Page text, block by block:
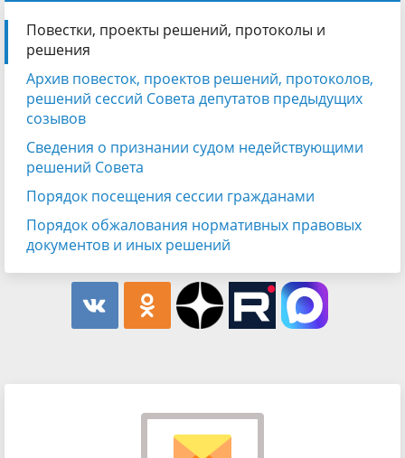
Повестки, проекты решений, протоколы и
решения
Архив повесток, проектов решений, протоколов,
решений сессий Совета депутатов предыдущих
созывов
Сведения о признании судом недействующими
решений Совета
Порядок посещения сессии гражданами
Порядок обжалования нормативных правовых
документов и иных решений